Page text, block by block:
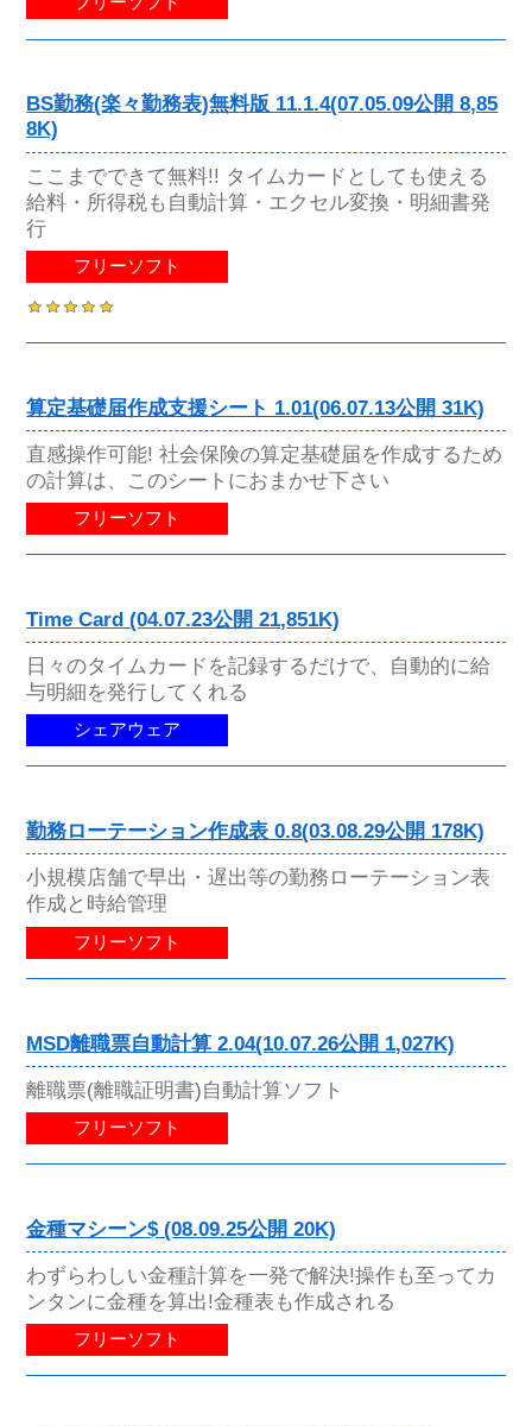
BS勤務(楽々勤務表)無料版 11.1.4(07.05.09公開 8,85
8K)
ここまでできて無料!! タイムカードとしても使える
給料・所得税も自動計算・エクセル変換・明細書発
行
フリーソフト
算定基礎届作成支援シート 1.01(06.07.13公開 31K)
直感操作可能! 社会保険の算定基礎届を作成するため
の計算は、このシートにおまかせ下さい
フリーソフト
Time Card (04.07.23公開 21,851K)
日々のタイムカードを記録するだけで、自動的に給
与明細を発行してくれる
シェアウェア
勤務ローテーション作成表 0.8(03.08.29公開 178K)
小規模店舗で早出・遅出等の勤務ローテーション表
作成と時給管理
フリーソフト
MSD離職票自動計算 2.04(10.07.26公開 1,027K)
離職票(離職証明書)自動計算ソフト
フリーソフト
金種マシーン$ (08.09.25公開 20K)
わずらわしい金種計算を一発で解決!操作も至ってカ
ンタンに金種を算出!金種表も作成される
フリーソフト